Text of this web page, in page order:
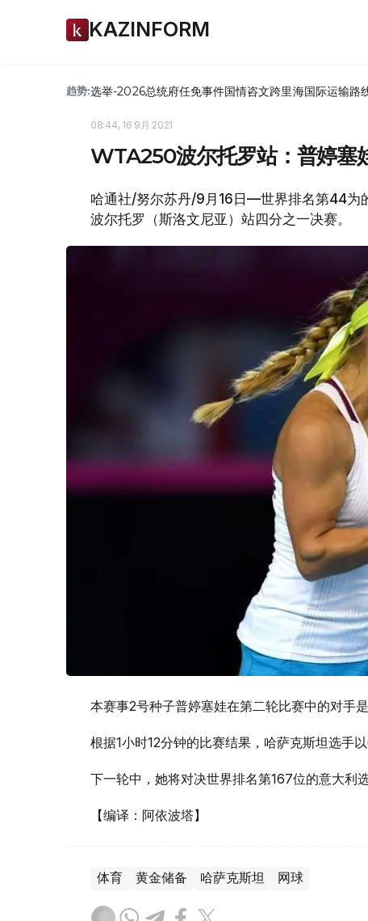
KAZINFORM
趋势:选举-2026总统府任免事件国情咨文跨里海国际运输路
08:44, 16 9月 2021
WTA250波尔托罗站：普婷塞
哈通社/努尔苏丹/9月16日—世界排名第44为
波尔托罗（斯洛文尼亚）站四分之一决赛。
本赛事2号种子普婷塞娃在第二轮比赛中的对手
根据1小时12分钟的比赛结果，哈萨克斯坦选手
下一轮中，她将对决世界排名第167位的意大利选
【编译：阿依波塔】
体育 黄金储备 哈萨克斯坦 网球